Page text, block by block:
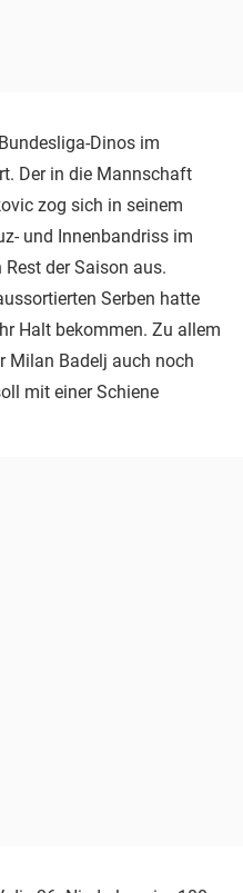
Dinos im
Der in die Mannschaft
zog sich in seinem
und Innenbandriss im
der Saison aus.
Serben hatte
Halt bekommen. Zu allem
Milan Badelj auch noch
mit einer Schiene